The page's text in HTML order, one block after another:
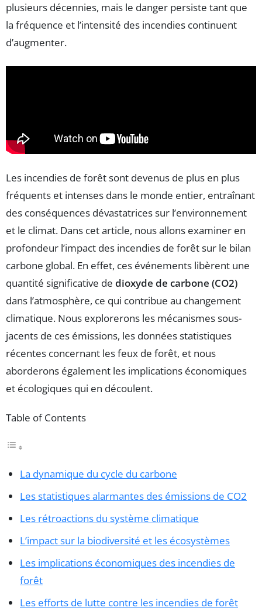
plusieurs décennies, mais le danger persiste tant que
la fréquence et l’intensité des incendies continuent
d’augmenter.
Les incendies de forêt sont devenus de plus en plus
fréquents et intenses dans le monde entier, entraînant
des conséquences dévastatrices sur l’environnement
et le climat. Dans cet article, nous allons examiner en
profondeur l’impact des incendies de forêt sur le bilan
carbone global. En effet, ces événements libèrent une
quantité significative de dioxyde de carbone (CO2)
dans l’atmosphère, ce qui contribue au changement
climatique. Nous explorerons les mécanismes sous-
jacents de ces émissions, les données statistiques
récentes concernant les feux de forêt, et nous
aborderons également les implications économiques
et écologiques qui en découlent.
Table of Contents
La dynamique du cycle du carbone
Les statistiques alarmantes des émissions de CO2
Les rétroactions du système climatique
L’impact sur la biodiversité et les écosystèmes
Les implications économiques des incendies de
forêt
Les efforts de lutte contre les incendies de forêt